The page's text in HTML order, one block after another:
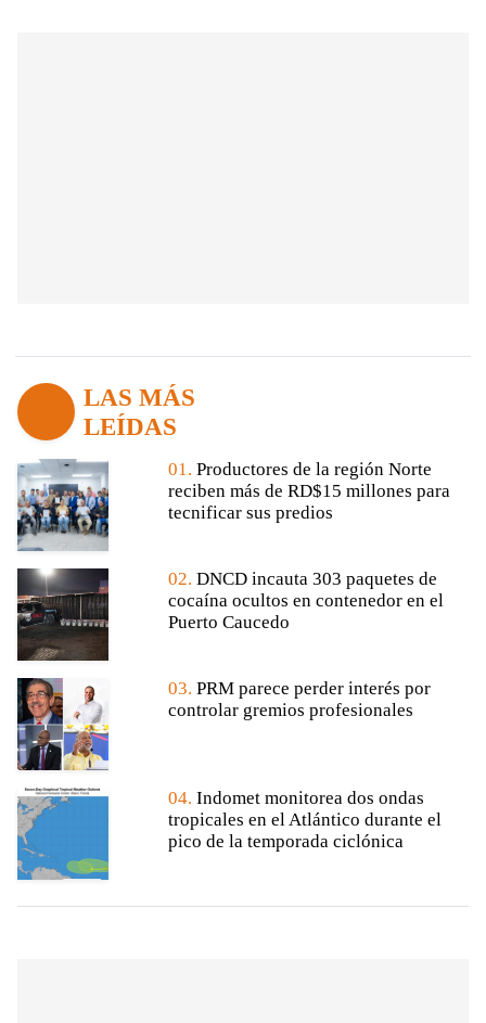
LAS MÁS
LEÍDAS
01. Productores de la región Norte
reciben más de RD$15 millones para
tecnificar sus predios
02. DNCD incauta 303 paquetes de
cocaína ocultos en contenedor en el
Puerto Caucedo
03. PRM parece perder interés por
controlar gremios profesionales
04. Indomet monitorea dos ondas
tropicales en el Atlántico durante el
pico de la temporada ciclónica